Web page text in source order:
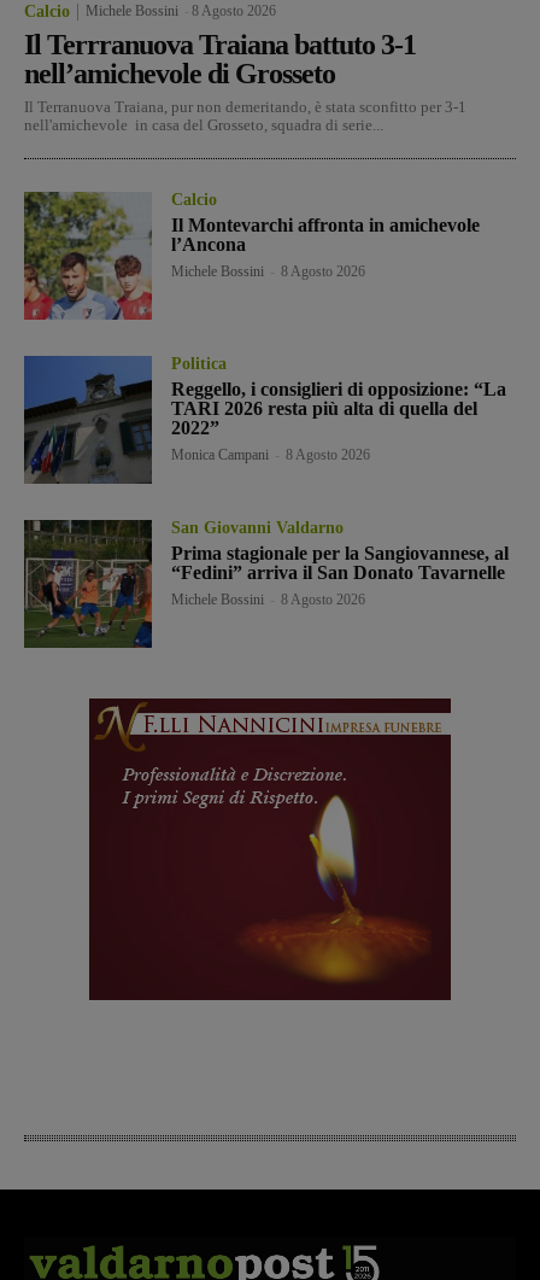
Calcio Michele Bossini 8 Agosto 2026
Il Terrranuova Traiana battuto 3-1
nell’amichevole di Grosseto
Il Terranuova Traiana, pur non demeritando, è stata sconfitto per 3-1
nell'amichevole in casa del Grosseto, squadra di serie...
Calcio
Il Montevarchi affronta in amichevole
l’Ancona
Michele Bossini 8 Agosto 2026
Politica
Reggello, i consiglieri di opposizione: “La
TARI 2026 resta più alta di quella del
2022”
Monica Campani 8 Agosto 2026
San Giovanni Valdarno
Prima stagionale per la Sangiovannese, al
“Fedini” arriva il San Donato Tavarnelle
Michele Bossini 8 Agosto 2026